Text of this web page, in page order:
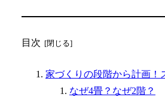
目次
家づくりの段階から計画！
なぜ4畳？なぜ2階？